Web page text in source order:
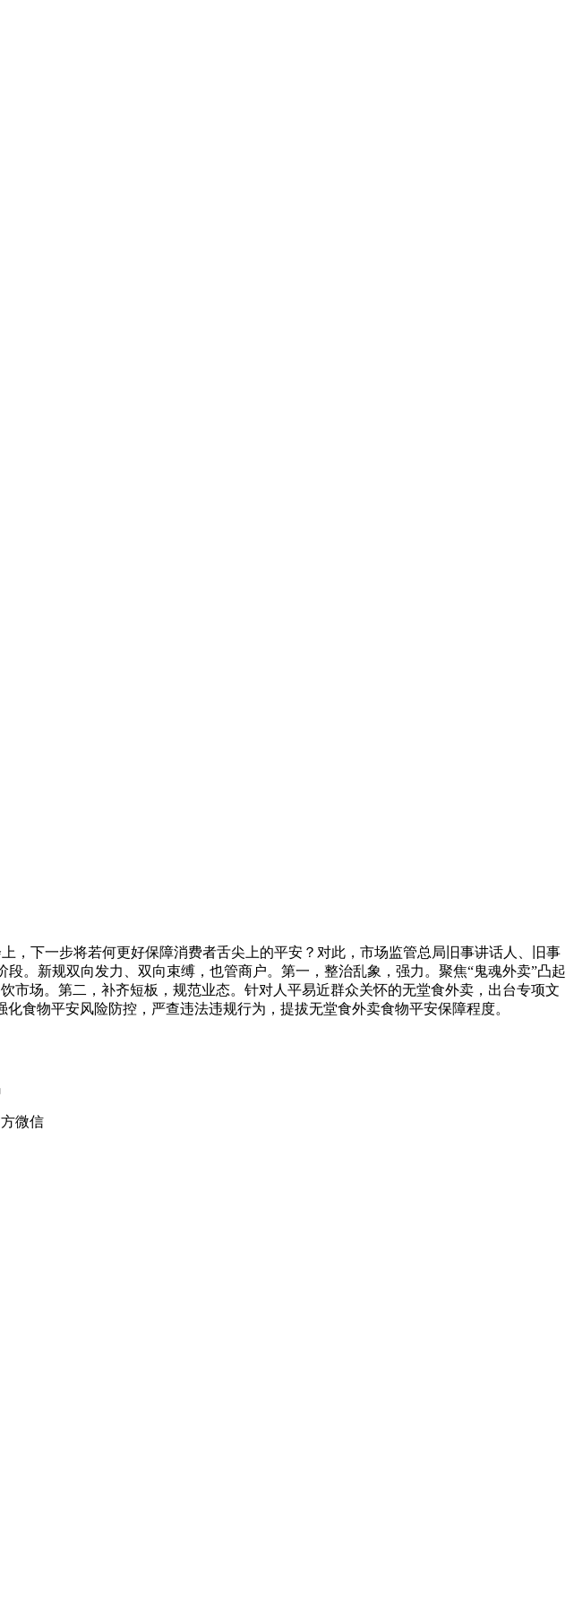
下一步将若何更好保障消费者舌尖上的平安？对此，市场监管总局旧事讲话人、旧事
。新规双向发力、双向束缚，也管商户。第一，整治乱象，强力。聚焦“鬼魂外卖”凸起
场。第二，补齐短板，规范业态。针对人平易近群众关怀的无堂食外卖，出台专项文
食物平安风险防控，严查违法违规行为，提拔无堂食外卖食物平安保障程度。
微信